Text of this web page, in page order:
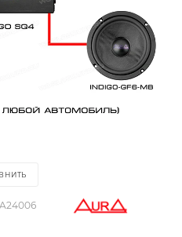
A24006